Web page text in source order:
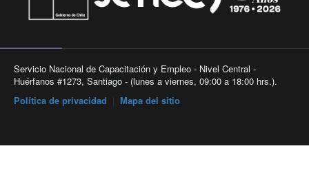
Servicio Nacional de Capacitación y Empleo - Nivel Central -
Huérfanos #1273, Santiago - (lunes a viernes, 09:00 a 18:00 hrs.).
Política de privacidad
Mapa del sitio